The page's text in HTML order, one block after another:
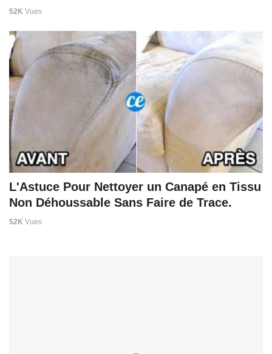
52K Vues
L'Astuce Pour Nettoyer un Canapé en Tissu
Non Déhoussable Sans Faire de Trace.
52K Vues